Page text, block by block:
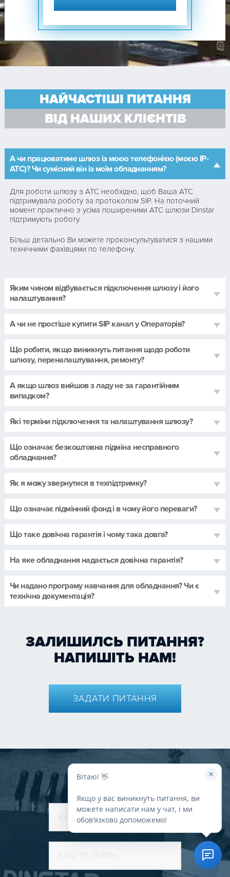
Вітаю! 👋
Якщо у вас виникнуть питання, ви
можете написати нам у чат, і ми
обовʼязково допоможемо!
×
НАЙЧАСТІШІ ПИТАННЯ
ВІД НАШИХ КЛІЄНТІВ
А чи працюватиме шлюз із моєю телефонією (моєю IP-
АТС)? Чи сумісний він із моїм обладнанням?
Для роботи шлюзу з АТС необхідно, щоб Ваша АТС
підтримувала роботу за протоколом SIP. На поточний
момент практично з усіма поширеними АТС шлюзи Dinstar
підтримують роботу.
Більш детально Ви можете проконсультуватися з нашими
технічними фахівцями по телефону.
Яким чином відбувається підключення шлюзу і його
налаштування?
А чи не простіше купити SIP канал у Операторів?
Що робити, якщо виникнуть питання щодо роботи
шлюзу, переналаштування, ремонту?
А якщо шлюз вийшов з ладу не за гарантійним
випадком?
Які терміни підключення та налаштування шлюзу?
Що означає безкоштовна підміна несправного
обладнання?
Як я можу звернутися в техпідтримку?
Що означає підмінний фонд і в чому його переваги?
Що таке довічна гарантія і чому така довга?
На яке обладнання надається довічна гарантія?
Чи надано програму навчання для обладнання? Чи є
технічна документація?
ЗАЛИШИЛСЬ ПИТАННЯ?
НАПИШІТЬ НАМ!
ЗАДАТИ ПИТАННЯ